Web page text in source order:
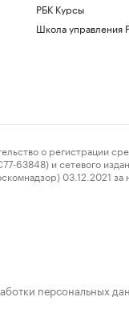
РБК Курсы
Школа управления
о регистрации
и сетевого
03.12.2021
персональных